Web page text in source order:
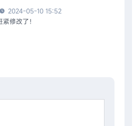
2024-05-10 15:52
修改了！